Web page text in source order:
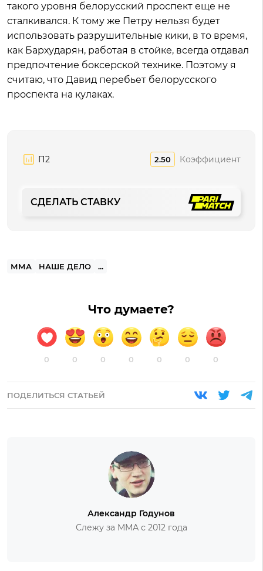
такого уровня белорусский проспект еще не
сталкивался. К тому же Петру нельзя будет
использовать разрушительные кики, в то время,
как Бархударян, работая в стойке, всегда отдавал
предпочтение боксерской технике. Поэтому я
считаю, что Давид перебьет белорусского
проспекта на кулаках.
П2 2.50 Коэффициент
СДЕЛАТЬ СТАВКУ
ММА НАШЕ ДЕЛО ...
Что думаете?
0 0 0 0 0 0 0
ПОДЕЛИТЬСЯ СТАТЬЕЙ
Александр Годунов
Слежу за ММА с 2012 года